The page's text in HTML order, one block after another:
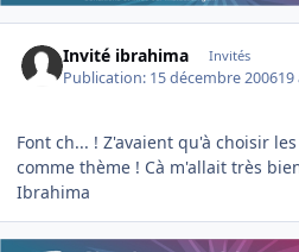
Invité ibrahima Invités
Publication: 15 décembre 200619
Font ch... ! Z'avaient qu'à choisir
comme thème ! Cà m'allait très
Ibrahima